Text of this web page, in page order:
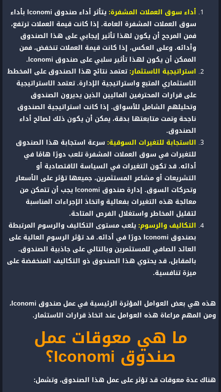
أداء سوق العملات المشفرة:
يتأثر أداء صندوق Iconomi بأداء
سوق العملات المشفرة العامة. إذا كانت قيمة العملات ترتفع،
فمن المرجح أن يكون لهذا تأثير إيجابي على هذا الصندوق
وأدائه. وعلى العكس، إذا كانت قيمة العملات تنخفض، فمن
الممكن أن يكون لهذا تأثير سلبي على صندوق Iconomi.
استراتيجية الاستثمار: تعتمد نتائج هذا الصندوق على المخطط
الاستثماري المتبع واستراتيجية الإدارة. تعتمد الاستراتيجية
على قرارات المحترفين الماليين الذين يديرون الصندوق
وتحليلهم الشامل للأسواق. إذا كانت استراتيجية الصندوق
ناجحة وتمت متابعتها بدقة، يمكن أن يكون ذلك لصالح أداء
الصندوق.
الاستجابة للتغيرات السوقية: سرعة استجابة هذا الصندوق
للتغيرات في سوق العملات المشفرة تلعب دورًا هامًا في
أدائه. قد تكون التغيرات في السياسة الاقتصادية أو
التشريعات أو مشاعر المستثمرين، جميعها تؤثر على الأسعار
وتحركات السوق. إدارة صندوق Iconomi يجب أن تتمكن من
معالجة هذه التغيرات بفعالية واتخاذ الإجراءات المناسبة
لتقليل المخاطر واستغلال الفرص المتاحة.
التكاليف والرسوم: يلعب مستوى التكاليف والرسوم المرتبطة
بصندوق Iconomi دورًا في أدائه. قد تؤثر الرسوم العالية على
العائد الصافي للمستثمرين وبالتالي على جاذبية الصندوق.
بالمقابل، قد يحتوي هذا الصندوق ذو التكاليف المنخفضة على
ميزة تنافسية.
هذه هي بعض العوامل المؤثرة الرئيسية في عمل صندوق Iconomi،
ومن المهم مراعاة هذه العوامل عند اتخاذ قرارات الاستثمار.
ما هي معوقات عمل
صندوق Iconomi؟
هناك عدة معوقات قد تؤثر على عمل هذا الصندوق، وتشمل: